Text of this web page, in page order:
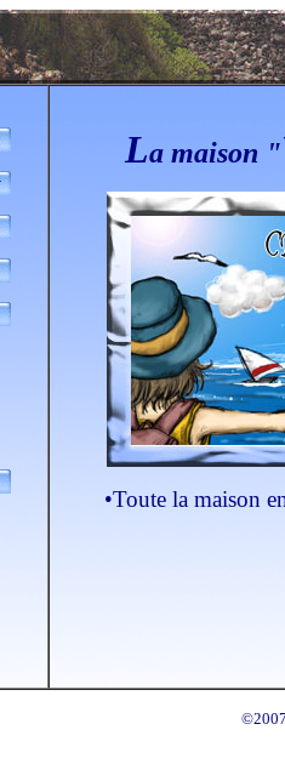
La maison "
•Toute la maison
©